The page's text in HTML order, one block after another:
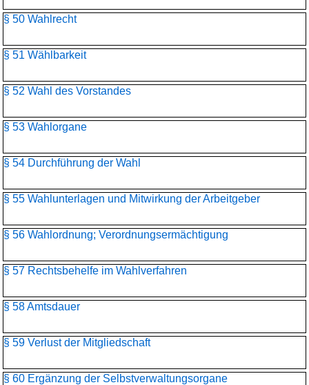
§ 50 Wahlrecht
§ 51 Wählbarkeit
§ 52 Wahl des Vorstandes
§ 53 Wahlorgane
§ 54 Durchführung der Wahl
§ 55 Wahlunterlagen und Mitwirkung der Arbeitgeber
§ 56 Wahlordnung; Verordnungsermächtigung
§ 57 Rechtsbehelfe im Wahlverfahren
§ 58 Amtsdauer
§ 59 Verlust der Mitgliedschaft
§ 60 Ergänzung der Selbstverwaltungsorgane